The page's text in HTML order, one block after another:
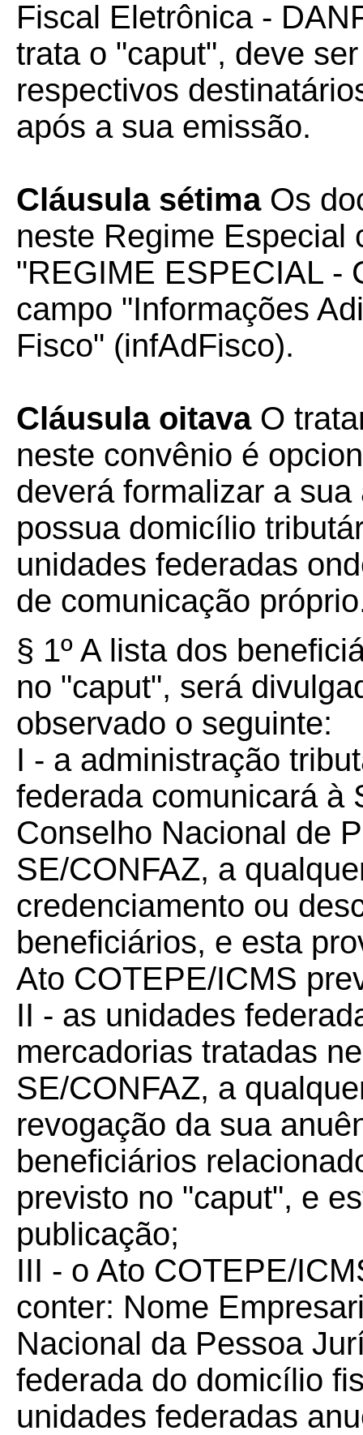
Fiscal Eletrônica -
trata o "caput", deve
respectivos
após a sua emissão.
Cláusula sétimaOs
neste Regime Especial
"REGIME ESPECIAL -
campo "Informações
Fisco" (infAdFisco).
Cláusula oitavaO
neste convênio é
deverá formalizar a
possua domicílio
unidades federadas
de comunicação
§ 1º A lista dos
no "caput", será
observado o seguinte:
I - a administração
federada comunicará à
Conselho Nacional de
SE/CONFAZ, a
credenciamento ou
beneficiários, e esta
Ato COTEPE/ICMS
II - as unidades
mercadorias tratadas
SE/CONFAZ, a
revogação da sua
beneficiários
previsto no "caput", e
publicação;
III - o Ato COTEPE/
conter: Nome
Nacional da Pessoa
federada do domicílio
unidades federadas